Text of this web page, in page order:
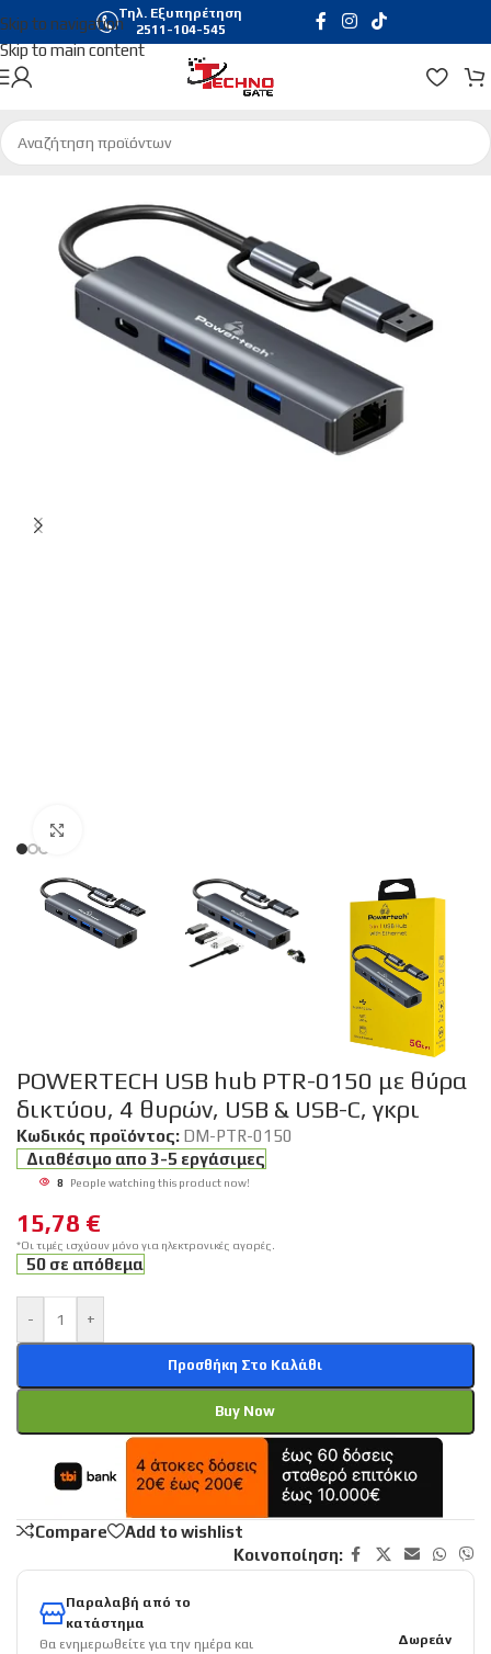
Skip to navigation
Skip to main content
Τηλ. Εξυπηρέτηση
2511-104-545
Αρχική σελίδα/Δικτυακά/Κεραίες WiFi | Bluetooth
POWERTECH USB hub PTR-0150 με θύρα
δικτύου, 4 θυρών, USB & USB-C, γκρι
Κωδικός προϊόντος: DM-PTR-0150
Διαθέσιμο απο 3-5 εργάσιμες
8 People watching this product now!
15,78 €
*Οι τιμές ισχύουν μόνο για ηλεκτρονικές αγορές.
50 σε απόθεμα
- +
Προσθήκη Στο Καλάθι
Buy Now
Compare
Add to wishlist
Κοινοποίηση:
Παραλαβή από το
κατάστημα
Θα ενημερωθείτε για την ημέρα και
Δωρεάν